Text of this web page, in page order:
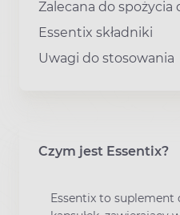
Zalecana do spożycia
Essentix składniki
Uwagi do stosowania
Czym jest Essentix?
Essentix to suplement